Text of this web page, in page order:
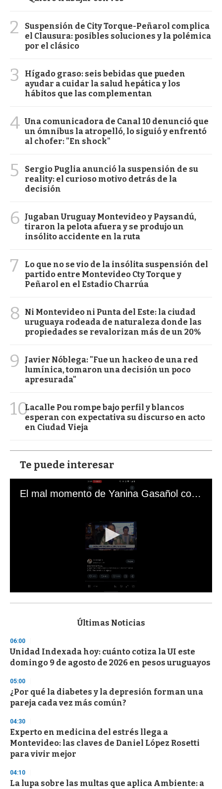
2
Suspensión de City Torque-Peñarol complica
el Clausura: posibles soluciones y la polémica
por el clásico
3
Hígado graso: seis bebidas que pueden
ayudar a cuidar la salud hepática y los
hábitos que las complementan
4 Una comunicadora de Canal 10 denunció que
un ómnibus la atropelló, lo siguió y enfrentó
al chofer: "En shock"
5
Sergio Puglia anunció la suspensión de su
reality: el curioso motivo detrás de la
decisión
6
Jugaban Uruguay Montevideo y Paysandú,
tiraron la pelota afuera y se produjo un
insólito accidente en la ruta
7
Lo que no se vio de la insólita suspensión del
partido entre Montevideo Cty Torque y
Peñarol en el Estadio Charrúa
8
Ni Montevideo ni Punta del Este: la ciudad
uruguaya rodeada de naturaleza donde las
propiedades se revalorizan más de un 20%
9
Javier Nóblega: "Fue un hackeo de una red
lumínica, tomaron una decisión un poco
apresurada"
10Lacalle Pou rompe bajo perfil y blancos
esperan con expectativa su discurso en acto
en Ciudad Vieja
Te puede interesar
El mal momento de Yanina Gasañol con un hincha argentino en "Subrayado"
s
d
s
o
f
3
s
e
c
n
d
s
Últimas Noticias
06:00
Unidad Indexada hoy: cuánto cotiza la UI este
domingo 9 de agosto de 2026 en pesos uruguayos
05:00
¿Por qué la diabetes y la depresión forman una
pareja cada vez más común?
04:30
Experto en medicina del estrés llega a
Montevideo: las claves de Daniel López Rosetti
para vivir mejor
04:10
La lupa sobre las multas que aplica Ambiente: a